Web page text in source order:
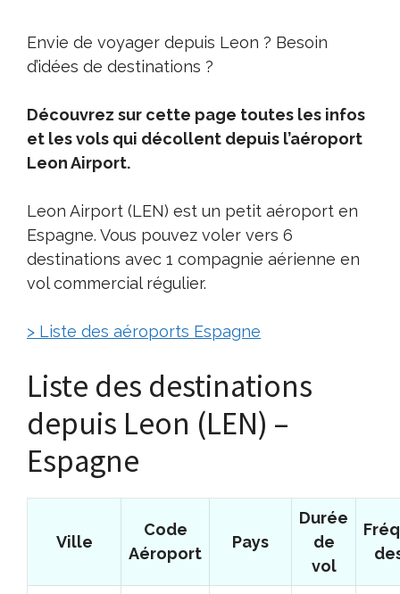
Envie de voyager depuis Leon ? Besoin
d’idées de destinations ?
Découvrez sur cette page toutes les infos
et les vols qui décollent depuis l’aéroport
Leon Airport.
Leon Airport (LEN) est un petit aéroport en
Espagne. Vous pouvez voler vers 6
destinations avec 1 compagnie aérienne en
vol commercial régulier.
> Liste des aéroports Espagne
Liste des destinations
depuis Leon (LEN) –
Espagne
Ville
Code
Aéroport
Pays
Durée
de
vol